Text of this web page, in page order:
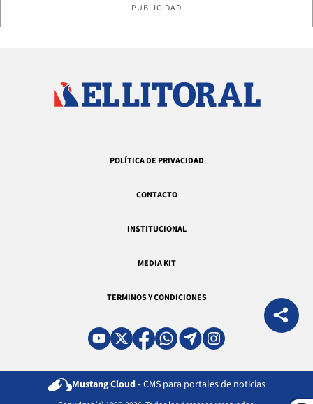
PUBLICIDAD
POLÍTICA DE PRIVACIDAD
CONTACTO
INSTITUCIONAL
MEDIA KIT
TERMINOS Y CONDICIONES
Mustang Cloud - CMS para portales de noticias